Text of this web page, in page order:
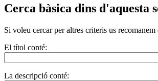
Cerca bàsica dins d'aquesta
Si voleu cercar per altres criteris us
El títol conté:
La descripció conté: